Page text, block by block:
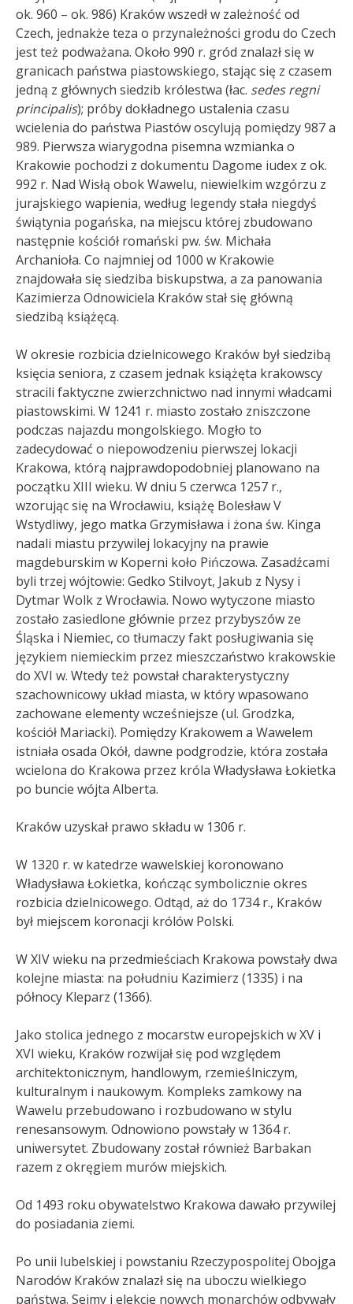
ok. 960 – ok. 986) Kraków wszedł w zależność od
Czech, jednakże teza o przynależności grodu do Czech
jest też podważana. Około 990 r. gród znalazł się w
granicach państwa piastowskiego, stając się z czasem
jedną z głównych siedzib królestwa (łac. sedes regni
principalis); próby dokładnego ustalenia czasu
wcielenia do państwa Piastów oscylują pomiędzy 987 a
989. Pierwsza wiarygodna pisemna wzmianka o
Krakowie pochodzi z dokumentu Dagome iudex z ok.
992 r. Nad Wisłą obok Wawelu, niewielkim wzgórzu z
jurajskiego wapienia, według legendy stała niegdyś
świątynia pogańska, na miejscu której zbudowano
następnie kościół romański pw. św. Michała
Archanioła. Co najmniej od 1000 w Krakowie
znajdowała się siedziba biskupstwa, a za panowania
Kazimierza Odnowiciela Kraków stał się główną
siedzibą książęcą.
W okresie rozbicia dzielnicowego Kraków był siedzibą
księcia seniora, z czasem jednak książęta krakowscy
stracili faktyczne zwierzchnictwo nad innymi władcami
piastowskimi. W 1241 r. miasto zostało zniszczone
podczas najazdu mongolskiego. Mogło to
zadecydować o niepowodzeniu pierwszej lokacji
Krakowa, którą najprawdopodobniej planowano na
początku XIII wieku. W dniu 5 czerwca 1257 r.,
wzorując się na Wrocławiu, książę Bolesław V
Wstydliwy, jego matka Grzymisława i żona św. Kinga
nadali miastu przywilej lokacyjny na prawie
magdeburskim w Koperni koło Pińczowa. Zasadźcami
byli trzej wójtowie: Gedko Stilvoyt, Jakub z Nysy i
Dytmar Wolk z Wrocławia. Nowo wytyczone miasto
zostało zasiedlone głównie przez przybyszów ze
Śląska i Niemiec, co tłumaczy fakt posługiwania się
językiem niemieckim przez mieszczaństwo krakowskie
do XVI w. Wtedy też powstał charakterystyczny
szachownicowy układ miasta, w który wpasowano
zachowane elementy wcześniejsze (ul. Grodzka,
kościół Mariacki). Pomiędzy Krakowem a Wawelem
istniała osada Okół, dawne podgrodzie, która została
wcielona do Krakowa przez króla Władysława Łokietka
po buncie wójta Alberta.
Kraków uzyskał prawo składu w 1306 r.
W 1320 r. w katedrze wawelskiej koronowano
Władysława Łokietka, kończąc symbolicznie okres
rozbicia dzielnicowego. Odtąd, aż do 1734 r., Kraków
był miejscem koronacji królów Polski.
W XIV wieku na przedmieściach Krakowa powstały dwa
kolejne miasta: na południu Kazimierz (1335) i na
północy Kleparz (1366).
Jako stolica jednego z mocarstw europejskich w XV i
XVI wieku, Kraków rozwijał się pod względem
architektonicznym, handlowym, rzemieślniczym,
kulturalnym i naukowym. Kompleks zamkowy na
Wawelu przebudowano i rozbudowano w stylu
renesansowym. Odnowiono powstały w 1364 r.
uniwersytet. Zbudowany został również Barbakan
razem z okręgiem murów miejskich.
Od 1493 roku obywatelstwo Krakowa dawało przywilej
do posiadania ziemi.
Po unii lubelskiej i powstaniu Rzeczypospolitej Obojga
Narodów Kraków znalazł się na uboczu wielkiego
państwa. Sejmy i elekcje nowych monarchów odbywały